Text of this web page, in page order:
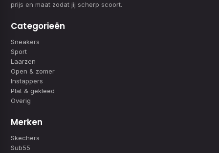
prijs en maat zodat jij scherp scoort.
Categorieën
Sneakers
Sport
Laarzen
Open & zomer
Instappers
Plat & gekleed
Overig
Merken
Skechers
Sub55